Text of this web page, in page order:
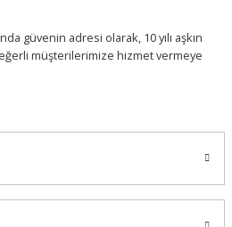
güvenin adresi olarak, 10 yılı aşkın
müşterilerimize hizmet vermeye